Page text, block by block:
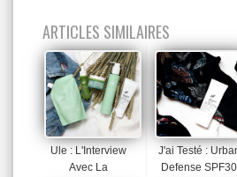
ARTICLES SIMILAIRES
Ule : L'Interview
Avec La
J'ai Testé :
Defense SPF30